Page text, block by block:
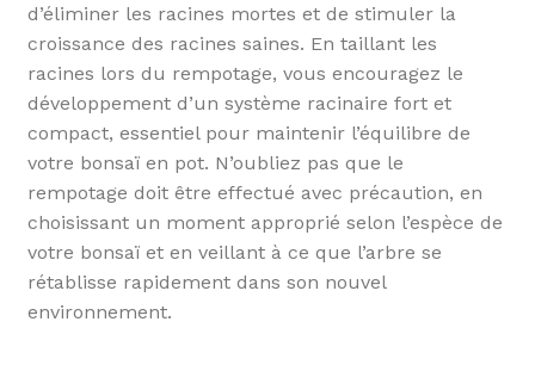
d’éliminer les racines mortes et de stimuler la
croissance des racines saines. En taillant les
racines lors du rempotage, vous encouragez le
développement d’un système racinaire fort et
compact, essentiel pour maintenir l’équilibre de
votre bonsaï en pot. N’oubliez pas que le
rempotage doit être effectué avec précaution, en
choisissant un moment approprié selon l’espèce de
votre bonsaï et en veillant à ce que l’arbre se
rétablisse rapidement dans son nouvel
environnement.